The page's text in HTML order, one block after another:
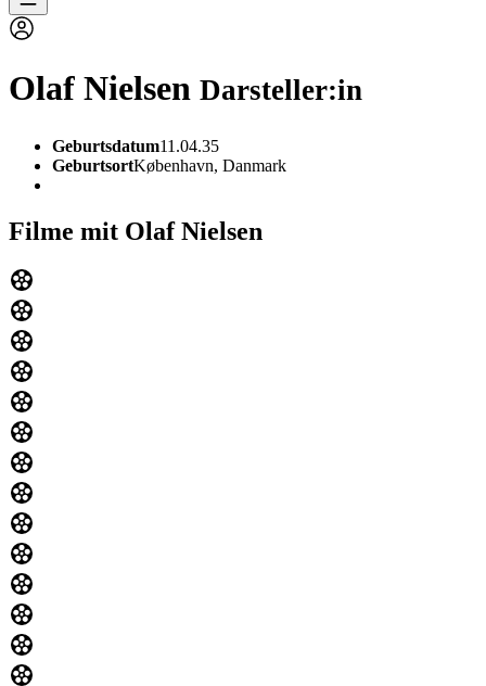
Olaf Nielsen Darsteller:in
Geburtsdatum11.04.35
GeburtsortKøbenhavn, Danmark
Filme mit Olaf Nielsen